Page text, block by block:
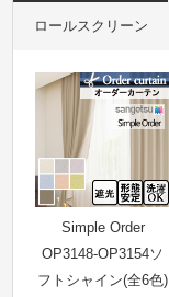
ロールスクリーン
Simple Order
OP3148-OP3154ソ
フトシャイン(全6色)